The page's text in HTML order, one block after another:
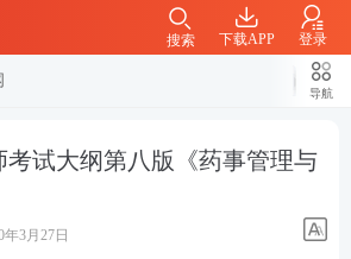
下载APP 登录
搜索
导航
考试大纲第八版《药事管理与
年3月27日